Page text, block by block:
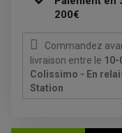
DÉMARREUR
ECLAIRAGE MOTO
POMPE A
REDRESSEUR /
ENTRETIEN
FREINAGE
DISQUE DE FREIN
DISQUE DE FREIN
PLAQUETTE DE
PLAQUETTE DE
RADIATEUR
DURITE RADIATEUR
200€
Commandez
livraison entre le 10-
Colissimo - En
Station